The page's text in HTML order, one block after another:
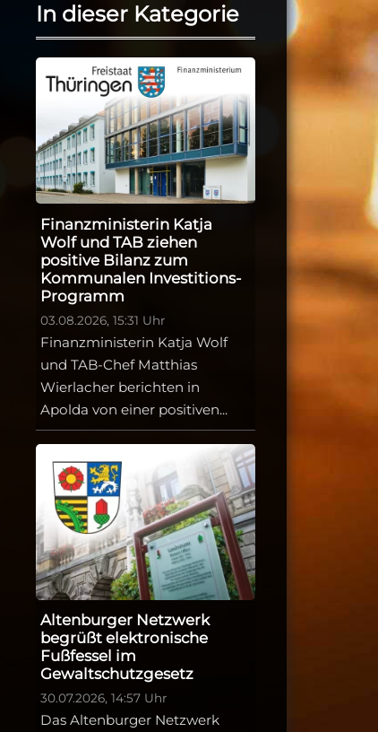
In dieser Kategorie
Finanzministerin Katja
Wolf und TAB ziehen
positive Bilanz zum
Kommunalen Investitions-
Programm
03.08.2026, 15:31 Uhr
Finanzministerin Katja Wolf
und TAB-Chef Matthias
Wierlacher berichten in
Apolda von einer positiven...
Altenburger Netzwerk
begrüßt elektronische
Fußfessel im
Gewaltschutzgesetz
30.07.2026, 14:57 Uhr
Das Altenburger Netzwerk